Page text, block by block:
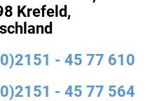
Krefeld,
- 45 77 610
- 45 77 564